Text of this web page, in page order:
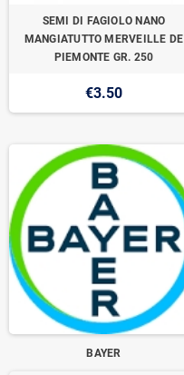
SEMI DI FAGIOLO NANO
MANGIATUTTO MERVEILLE DE
PIEMONTE GR. 250
€3.50
BAYER